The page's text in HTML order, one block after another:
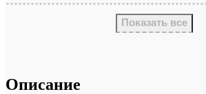
Показать все
Описание